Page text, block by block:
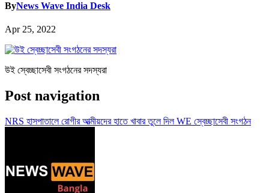
ByNews Wave India Desk
Apr 25, 2022
উই স্বেচ্ছাসেবী সংগঠনের সদস্যরা
Post navigation
NRS হাসপাতালে রোগীর আত্মীয়দের হাতে খাবার তুলে দিল WE স্বেচ্ছাসেবী সংগঠন